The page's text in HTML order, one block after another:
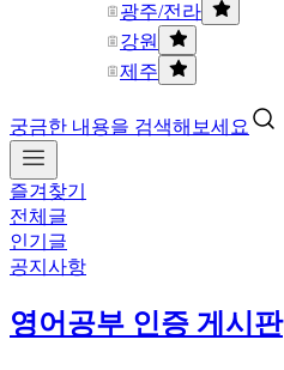
광주/전라
강원
제주
궁금한 내용을 검색해보세요
즐겨찾기
전체글
인기글
공지사항
영어공부 인증 게시판